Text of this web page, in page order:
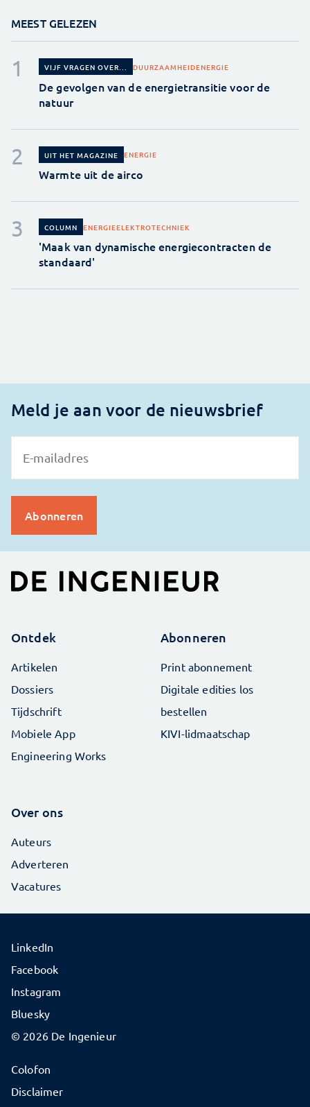
MEEST GELEZEN
VIJF VRAGEN OVER... DUURZAAMHEIDENERGIE
De gevolgen van de energietransitie voor de
natuur
UIT HET MAGAZINE ENERGIE
Warmte uit de airco
COLUMN ENERGIEELEKTROTECHNIEK
'Maak van dynamische energiecontracten de
standaard'
Meld je aan voor de nieuwsbrief
Ontdek
Artikelen
Dossiers
Tijdschrift
Mobiele App
Engineering Works
Abonneren
Print abonnement
Digitale edities los
bestellen
KIVI-lidmaatschap
Over ons
Auteurs
Adverteren
Vacatures
© 2026 De Ingenieur
Colofon
Disclaimer
LinkedIn
Facebook
Instagram
Bluesky